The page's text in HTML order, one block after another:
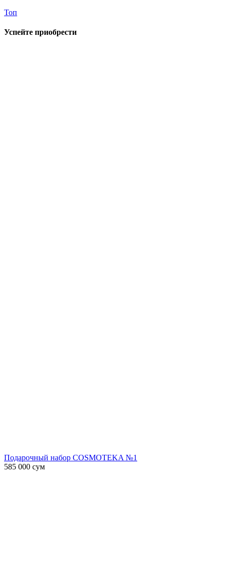
Топ
Успейте приобрести
Подарочный набор COSMOTEKA №1
585 000 сум